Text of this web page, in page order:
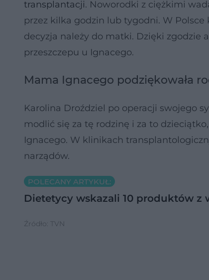
transplantacji. Noworodki z ciężkimi
przez kilka godzin lub tygodni. W
decyzja należy do matki. Dzięki zgodzie
przeszczepu u Ignacego.
Mama Ignacego podziękowała
Karolina Droździel po operacji swojego
modlić się za tę rodzinę i za to
Ignacego. W klinikach
narządów.
POLECANY ARTYKUŁ:
Dietetycy wskazali 10 produktów z
Źródło: TVN